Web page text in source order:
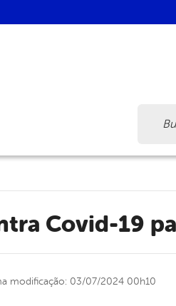
Covid-19
modificação: 03/07/2024 00h10